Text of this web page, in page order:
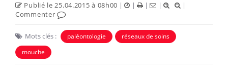
Publié le 25.04.2015 à 08h00 | | | |
|
Commenter
Mots clés : paléontologie
réseaux de soins
mouche